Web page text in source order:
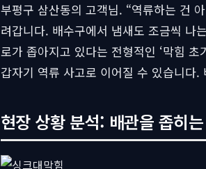
부평구 삼산동의 고객님. “역류하는 건
려갑니다. 배수구에서 냄새도 조금씩 나
로가 좁아지고 있다는 전형적인 ‘막힘
갑자기 역류 사고로 이어질 수 있습니다
현장 상황 분석: 배관을 좁히